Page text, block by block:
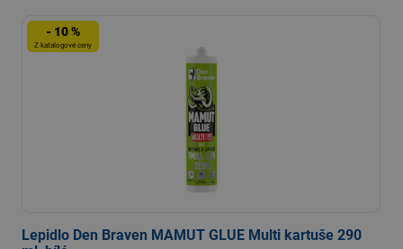
- 10 %
Z katalogové ceny
Lepidlo Den Braven MAMUT GLUE Multi kartuše 290